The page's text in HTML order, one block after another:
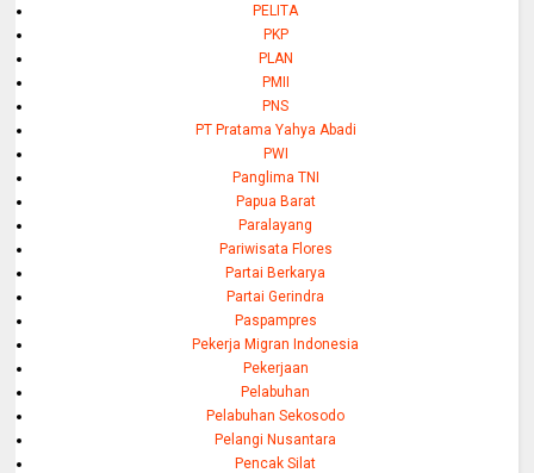
PELITA
PKP
PLAN
PMII
PNS
PT Pratama Yahya Abadi
PWI
Panglima TNI
Papua Barat
Paralayang
Pariwisata Flores
Partai Berkarya
Partai Gerindra
Paspampres
Pekerja Migran Indonesia
Pekerjaan
Pelabuhan
Pelabuhan Sekosodo
Pelangi Nusantara
Pencak Silat